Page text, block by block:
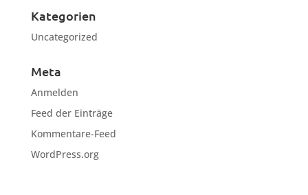
Kategorien
Uncategorized
Meta
Anmelden
Feed der Einträge
Kommentare-Feed
WordPress.org